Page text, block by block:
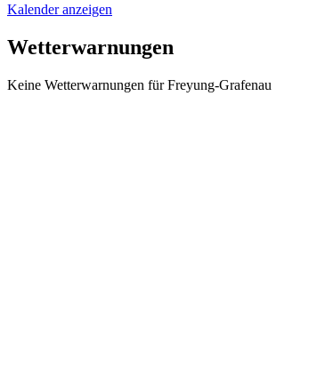
Kalender anzeigen
Wetterwarnungen
Keine Wetterwarnungen für Freyung-Grafenau